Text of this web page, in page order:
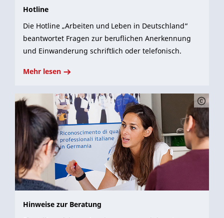
Hotline
Die Hotline „Arbeiten und Leben in Deutschland“
beantwortet Fragen zur beruflichen Anerkennung
und Einwanderung schriftlich oder telefonisch.
Mehr lesen
Hinweise zur Beratung